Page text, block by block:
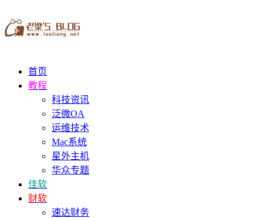
首页
教程
科技资讯
泛微OA
运维技术
Mac系统
星外主机
华众专题
佳软
财软
速达财务